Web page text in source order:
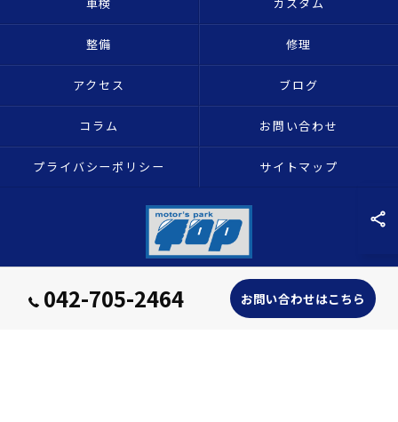
042-705-2464 お問い合わせはこちら
整備 修理
アクセス ブログ
コラム お問い合わせ
プライバシーポリシー サイトマップ
© 2026 神奈川県相模原のバイクならmotor's park TOP ALL RIGHTS RESERVED.